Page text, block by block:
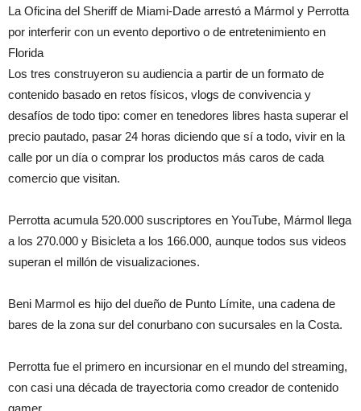
La Oficina del Sheriff de Miami-Dade arrestó a Mármol y Perrotta
por interferir con un evento deportivo o de entretenimiento en
Florida
Los tres construyeron su audiencia a partir de un formato de
contenido basado en retos físicos, vlogs de convivencia y
desafíos de todo tipo: comer en tenedores libres hasta superar el
precio pautado, pasar 24 horas diciendo que sí a todo, vivir en la
calle por un día o comprar los productos más caros de cada
comercio que visitan.
Perrotta acumula 520.000 suscriptores en YouTube, Mármol llega
a los 270.000 y Bisicleta a los 166.000, aunque todos sus videos
superan el millón de visualizaciones.
Beni Marmol es hijo del dueño de Punto Límite, una cadena de
bares de la zona sur del conurbano con sucursales en la Costa.
Perrotta fue el primero en incursionar en el mundo del streaming,
con casi una década de trayectoria como creador de contenido